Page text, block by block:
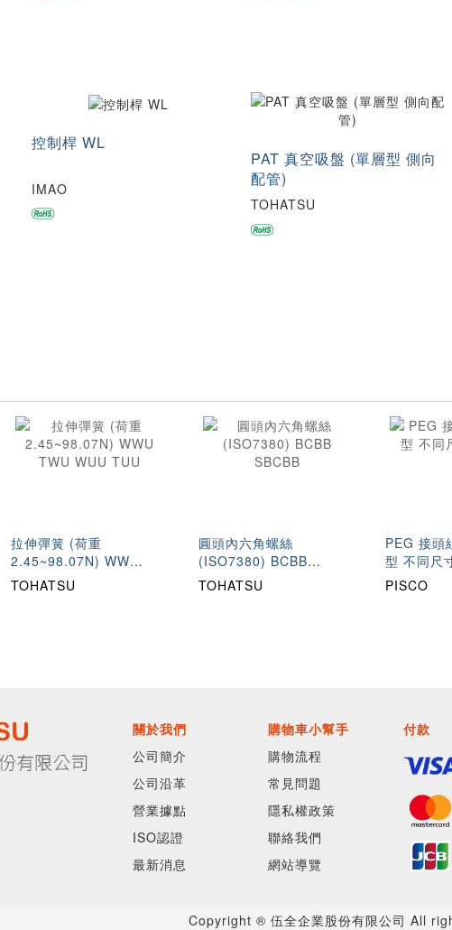
控制桿 WL
IMAO
PAT 真空吸盤 (單層型 側向
配管)
TOHATSU
拉伸彈簧 (荷重
2.45~98.07N) WWU
TWU WUU TUU
TOHATSU
圓頭內六角螺絲
(ISO7380) BCBB
SBCBB
TOHATSU
PEG 接頭
型 不同尺
PISCO
關於我們 購物車小幫手 付款
公司簡介
購物流程
公司沿革
常見問題
營業據點
隱私權政策
ISO認證
聯絡我們
最新消息
網站導覽
Copyright ® 伍全企業股份有限公司 All